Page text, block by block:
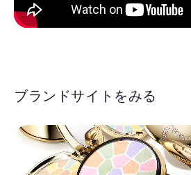
ブランドサイトをみる